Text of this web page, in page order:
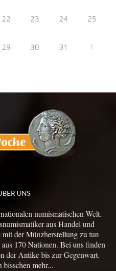
22 23 24 25
29 30 31 1
UNS
numismatischen Welt.
aus Handel und
der Münzherstellung zu tun
170 Nationen. Bei uns finden
der Antike bis zur Gegenwart.
mehr...